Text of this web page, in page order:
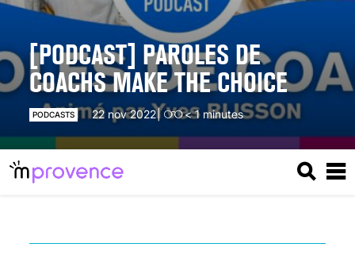
[PODCAST] PAROLES DE
COACHS MAKE THE CHOICE
PODCASTS 22 nov 2022 < 1 minutes